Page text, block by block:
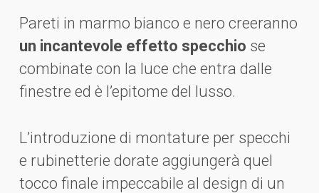
Pareti in marmo bianco e nero creeranno
un incantevole effetto specchio se
combinate con la luce che entra dalle
finestre ed è l’epitome del lusso.
L’introduzione di montature per specchi
e rubinetterie dorate aggiungerà quel
tocco finale impeccabile al design di un